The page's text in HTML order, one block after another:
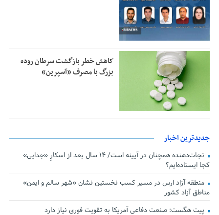
کاهش خطر بازگشت سرطان روده
بزرگ با مصرف «آسپرین»
جدیدترین اخبار
نجات‌دهنده‌ همچنان در آیینه است/ ۱۴ سال بعد از اسکارِ «جدایی»
کجا ایستاده‌ایم؟
منطقه آزاد ارس در مسیر کسب نخستین نشان «شهر سالم و ایمن»
مناطق آزاد کشور
پیت هگست: صنعت دفاعی آمریکا به تقویت فوری نیاز دارد